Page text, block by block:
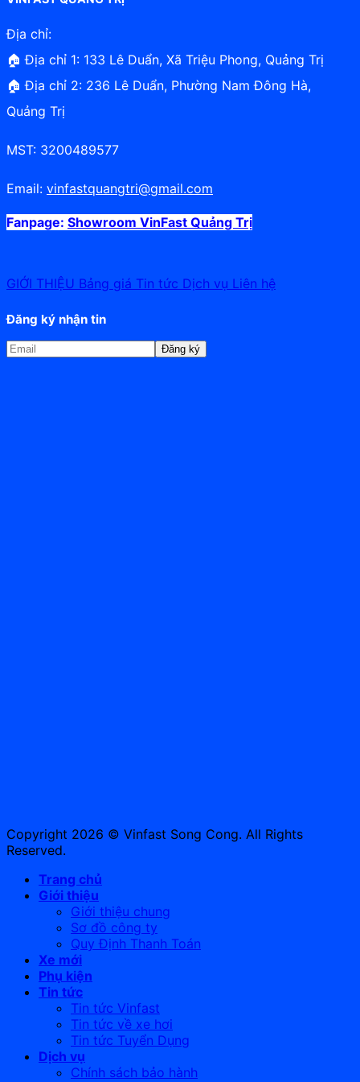
Địa chỉ:
🏠 Địa chỉ 1: 133 Lê Duẩn, Xã Triệu Phong, Quảng Trị
🏠 Địa chỉ 2: 236 Lê Duẩn, Phường Nam Đông Hà,
Quảng Trị
MST: 3200489577
Email: vinfastquangtri@gmail.com
Fanpage: Showroom VinFast Quảng Trị
GIỚI THIỆU Bảng giá Tin tức Dịch vụ Liên hệ
Đăng ký nhận tin
Copyright 2026 © Vinfast Song Cong. All Rights
Reserved.
Trang chủ
Giới thiệu
Giới thiệu chung
Sơ đồ công ty
Quy Định Thanh Toán
Xe mới
Phụ kiện
Tin tức
Tin tức Vinfast
Tin tức về xe hơi
Tin tức Tuyển Dụng
Dịch vụ
Chính sách bảo hành